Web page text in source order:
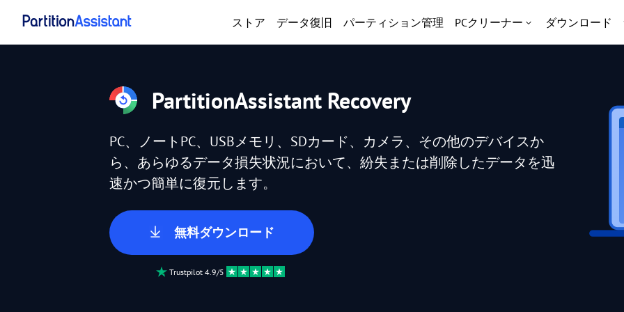
ストア データ復旧 パーティション管理 PCクリーナー ダウンロード
PartitionAssistant Recovery
PC、ノートPC、USBメモリ、SDカード、カメラ、その他のデバイスか
ら、あらゆるデータ損失状況において、紛失または削除したデータを迅
速かつ簡単に復元します。
無料ダウンロード
Trustpilot 4.9/5